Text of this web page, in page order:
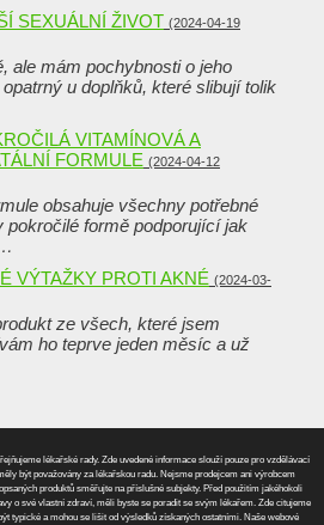
SEXUÁLNÍ ŽIVOT (2024-04-19
ale mám pochybnosti o jeho
u doplňků, které slibují tolik
VITAMÍNOVÁ A
FORMULE (2024-04-12
obsahuje všechny potřebné
pokročilé formě podporující jak
VÝTAŽKY PROTI AKNÉ (2024-03-
ze všech, které jsem
ho teprve jeden měsíc a už
lékařské rady. Zde uvedené informace slouží pouze pro vzdělávací
být považovány za lékařskou radu. Nejsme prodejcem ani výrobcem
produktů směřujte na příslušné subjekty. Před použitím jakéhokoli
o své vlastní zdraví, měli byste se poradit se svým lékařem. Zde citujeme
typické a mohou se lišit od výsledků získaných ostatními. Naše webové